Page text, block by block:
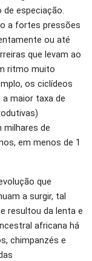
especiação.
a fortes pressões
ou até
que levam ao
ritmo muito
os ciclídeos
maior taxa de
milhares de
em menos de 1
que
a surgir, tal
resultou da lenta e
africana há
chimpanzés e